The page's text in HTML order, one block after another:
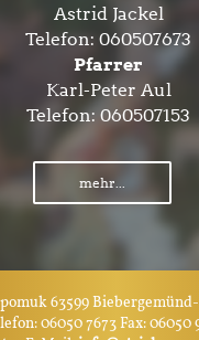
Astrid Jackel
Telefon: 060507673
Pfarrer
Karl-Peter Aul
Telefon: 060507153
mehr...
63599
06050 7673 Fax: 06050